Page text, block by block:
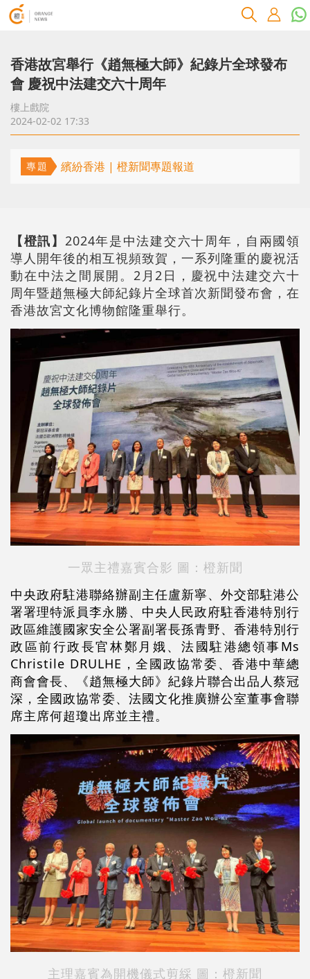
香港故宮舉行《趙無極大師》紀錄片全球發布
會 慶祝中法建交六十周年
樓上戲院
2024-02-02 17:33
專題 繽紛香港 | 橙新聞專題報道
【橙訊】 2024年是中法建交六十周年，自兩國領
導人開年後的相互視頻致賀，一系列隆重的慶祝活
動在中法之間展開。2月2日，慶祝中法建交六十
周年暨趙無極大師紀錄片全球首次新聞發布會，在
香港故宮文化博物館隆重舉行。
一眾主禮嘉賓合影 圖：橙新聞
中央政府駐港聯絡辦副主任盧新寧、外交部駐港公
署署理特派員李永勝、中央人民政府駐香港特別行
政區維護國家安全公署副署長孫青野、香港特別行
政區前行政長官林鄭月娥、法國駐港總領事Ms
Christile DRULHE，全國政協常委、香港中華總
商會會長、《趙無極大師》紀錄片聯合出品人蔡冠
深，全國政協常委、法國文化推廣辦公室董事會聯
席主席何超瓊出席並主禮。
主理嘉賓為開機儀式剪綵 圖：橙新聞